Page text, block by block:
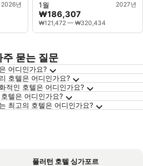
2026년 1월 2027년
₩186,307
₩121,472 — ₩320,434
묻는 질문
어디인가요?
호텔은 어디인가요?
적인 호텔은 어디인가요?
텔은 어디인가요?
최고의 호텔은 어디인가요?
풀러턴 호텔 싱가포르